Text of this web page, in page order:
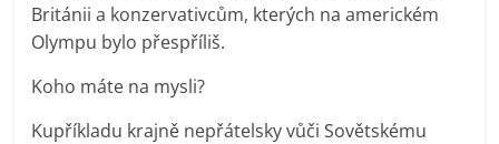
Británii a konzervativcům, kterých na americkém
Olympu bylo přespříliš.
Koho máte na mysli?
Kupříkladu krajně nepřátelsky vůči Sovětskému